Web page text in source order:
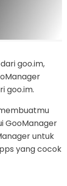
goo.im,
goo.im.
GooManager
untuk
yang cocok